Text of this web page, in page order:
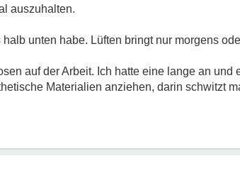
auszuhalten.
unten habe. Lüften bringt nur morgens
auf der Arbeit. Ich hatte eine lange an und
Materialien anziehen, darin schwitzt